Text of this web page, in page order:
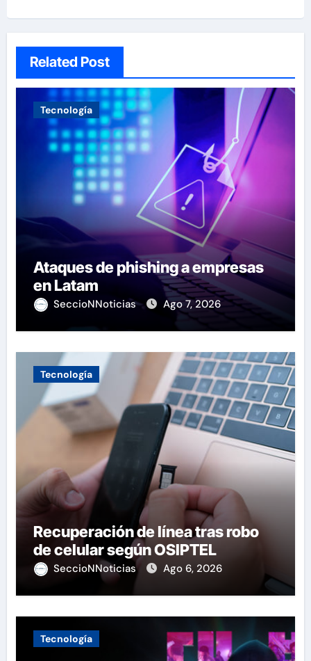
Related Post
Tecnología
Ataques de phishing a empresas
en Latam
SeccioNNoticias Ago 7, 2026
Tecnología
Recuperación de línea tras robo
de celular según OSIPTEL
SeccioNNoticias Ago 6, 2026
Tecnología